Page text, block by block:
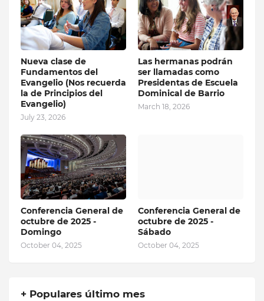
Nueva clase de
Fundamentos del
Evangelio (Nos recuerda
la de Principios del
Evangelio)
July 23, 2026
Las hermanas podrán
ser llamadas como
Presidentas de Escuela
Dominical de Barrio
March 18, 2026
Conferencia General de
octubre de 2025 -
Domingo
October 04, 2025
Conferencia General de
octubre de 2025 -
Sábado
October 04, 2025
+ Populares último mes